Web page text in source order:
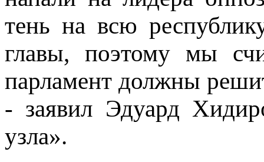
тень на всю
главы, поэтому мы
парламент должны
- заявил Эдуард
узла».